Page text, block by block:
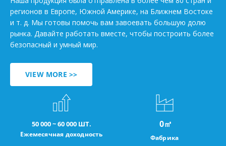
регионов в Европе, Южной Америке, на Ближнем Востоке
и т. д. Мы готовы помочь вам завоевать большую долю
рынка. Давайте работать вместе, чтобы построить более
безопасный и умный мир.
VIEW MORE >>
50 000 ~ 60 000 ШТ.
Ежемесячная доходность Фабрика
0㎡